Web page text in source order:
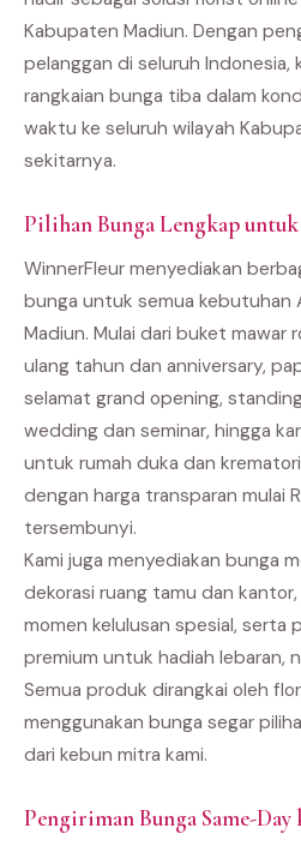
Kabupaten Madiun. Dengan
pelanggan di seluruh Indonesia,
rangkaian bunga tiba dalam
waktu ke seluruh wilayah
sekitarnya.
Pilihan Bunga Lengkap
WinnerFleur menyediakan
bunga untuk semua kebutuhan
Madiun. Mulai dari buket mawar
ulang tahun dan anniversary,
selamat grand opening,
wedding dan seminar, hingga
untuk rumah duka dan
dengan harga transparan mulai
tersembunyi.
Kami juga menyediakan bunga
dekorasi ruang tamu dan
momen kelulusan spesial, serta
premium untuk hadiah lebaran,
Semua produk dirangkai oleh
menggunakan bunga segar
dari kebun mitra kami.
Pengiriman Bunga Same-